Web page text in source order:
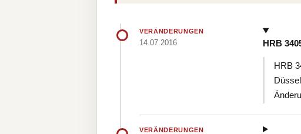
VERÄNDERUNGEN
14.07.2016 HRB
HRB
VERÄNDERUNGEN